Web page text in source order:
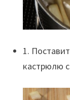
1.
кастрюлю